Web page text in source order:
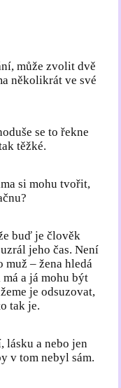
může zvolit dvě
několikrát ve své
se to řekne
těžké.
si mohu tvořit,
buď je člověk
jeho čas. Není
muž – žena hledá
a já mohu být
je odsuzovat,
tak je.
lásku a nebo jen
v tom nebyl sám.